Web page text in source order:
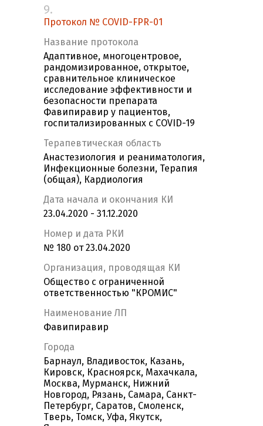
9.
Протокол № COVID-FPR-01
Название протокола
Адаптивное, многоцентровое,
рандомизированное, открытое,
сравнительное клиническое
исследование эффективности и
безопасности препарата
Фавипиравир у пациентов,
госпитализированных с COVID-19
Терапевтическая область
Анастезиология и реаниматология,
Инфекционные болезни, Терапия
(общая), Кардиология
Дата начала и окончания КИ
23.04.2020 - 31.12.2020
Номер и дата РКИ
№ 180 от 23.04.2020
Организация, проводящая КИ
Общество с ограниченной
ответственностью "КРОМИС"
Наименование ЛП
Фавипиравир
Города
Барнаул, Владивосток, Казань,
Кировск, Красноярск, Махачкала,
Москва, Мурманск, Нижний
Новгород, Рязань, Самара, Санкт-
Петербург, Саратов, Смоленск,
Тверь, Томск, Уфа, Якутск,